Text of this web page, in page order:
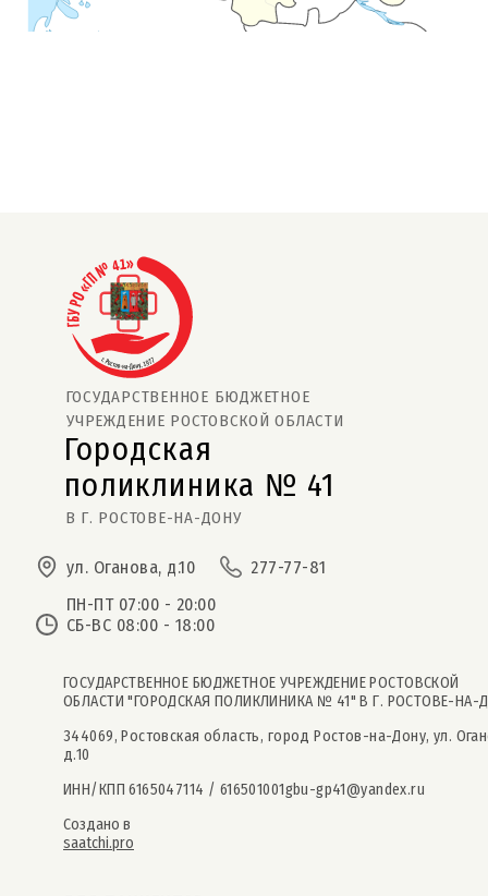
В Г. РОСТОВЕ-НА-ДОНУ
ГОСУДАРСТВЕННОЕ БЮДЖЕТНОЕ
поликлиника № 41
УЧРЕЖДЕНИЕ РОСТОВСКОЙ ОБЛАСТИ
Городская
ул. Оганова, д.10
277-77-81
ПН-ПТ 07:00 - 20:00
СБ-ВС 08:00 - 18:00
ГОСУДАРСТВЕННОЕ БЮДЖЕТНОЕ УЧРЕЖДЕНИЕ РОСТОВСКОЙ
ОБЛАСТИ "ГОРОДСКАЯ ПОЛИКЛИНИКА № 41" В Г. РОСТОВЕ-НА-
344069, Ростовская область, город Ростов-на-Дону, ул.
д.10
ИНН/КПП 6165047114 / 616501001gbu-gp41@yandex.ru
Создано в
saatchi.pro